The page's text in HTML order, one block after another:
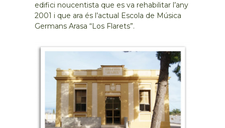
edifici noucentista que es va rehabilitar l’any
2001 i que ara és l’actual Escola de Música
Germans Arasa “Los Flarets”.